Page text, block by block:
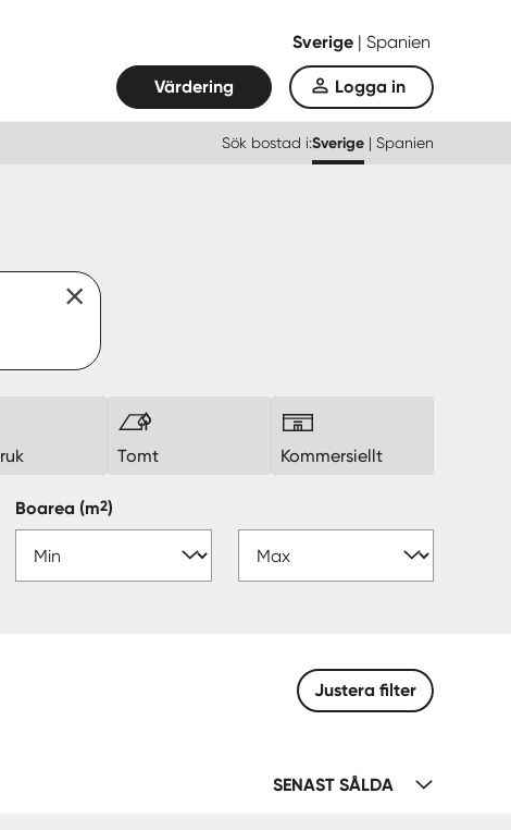
Sverige | Spanien
Värdering Logga in
Sök bostad i:Sverige | Spanien
Tomt Kommersiellt
Boarea(m2)
Justera filter
SENAST SÅLDA